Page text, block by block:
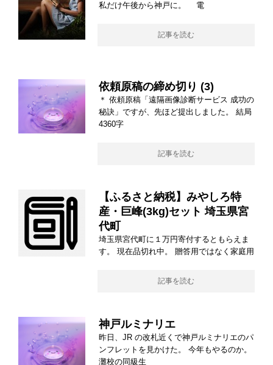
私だけ午後から神戸に。 電
記事を読む
依頼原稿の締め切り (3)
＊ 依頼原稿「遠隔画像診断サービス 成功の
秘訣」ですが、先ほど提出しました。 結局
4360字
記事を読む
【ふるさと納税】みやしろ特
産・巨峰(3kg)セット 埼玉県宮
代町
埼玉県宮代町に１万円寄付するともらえま
す。 現在品切れ中。 贈答用ではなく家庭用
記事を読む
神戸ルミナリエ
昨日、JR の改札近くで神戸ルミナリエのパ
ンフレットを見かけた。 今年もやるのか。
灘校の同級生